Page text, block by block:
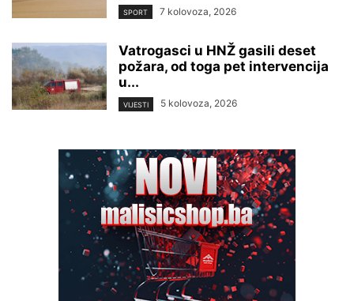
SPORT 7 kolovoza, 2026
Vatrogasci u HNŽ gasili deset
požara, od toga pet intervencija
u...
VIJESTI 5 kolovoza, 2026